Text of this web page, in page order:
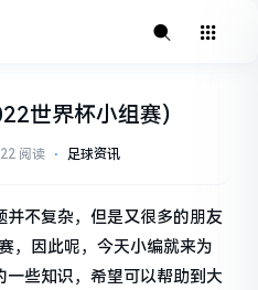
世界杯小组赛)
22 阅读 ⋅ 足球资讯
不复杂，但是又很多的朋友
，因此呢，今天小编就来为
些知识，希望可以帮助到大